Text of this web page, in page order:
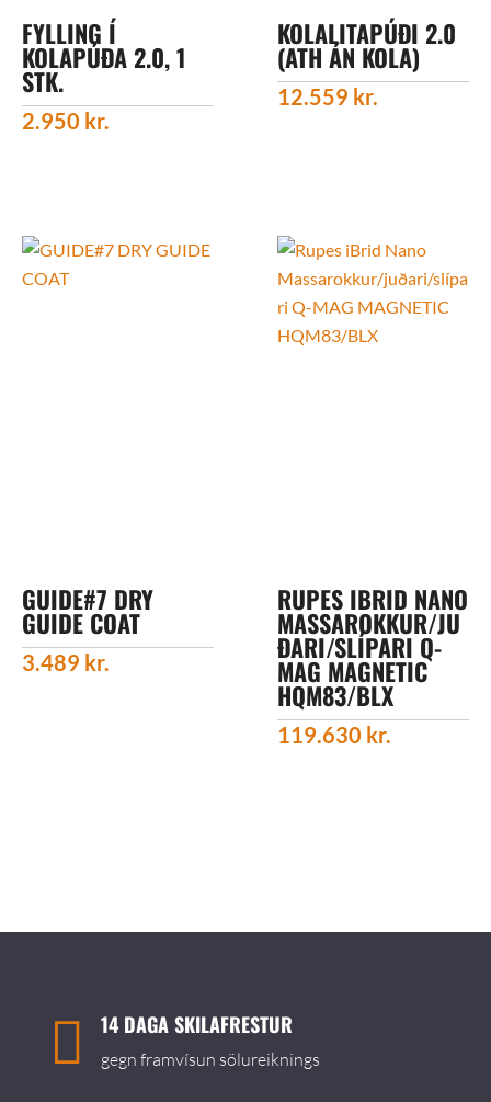
FYLLING Í
KOLAPÚÐA 2.0, 1
STK.
2.950 kr.
KOLALITAPÚÐI 2.0
(ATH ÁN KOLA)
12.559 kr.
GUIDE#7 DRY
GUIDE COAT
3.489 kr.
RUPES IBRID NANO
MASSAROKKUR/JU
ÐARI/SLÍPARI Q-
MAG MAGNETIC
HQM83/BLX
119.630 kr.
 14 DAGA SKILAFRESTUR
gegn framvísun sölureiknings